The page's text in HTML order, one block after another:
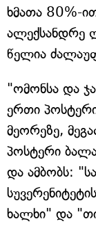
ხმათა 80%-
ალექსანდრე
წელია
"ომონსა და
ერთი
მეორეზე,
პოსტერი
და ამბობს:
ხალხი" და